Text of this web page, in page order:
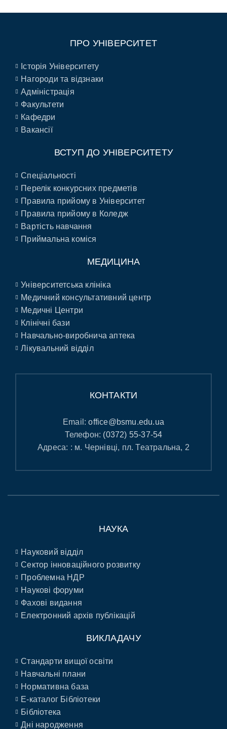
ПРО УНІВЕРСИТЕТ
Історія Університету
Нагороди та відзнаки
Адміністрація
Факультети
Кафедри
Вакансії
ВСТУП ДО УНІВЕРСИТЕТУ
Спеціальності
Перелік конкурсних предметів
Правила прийому в Університет
Правила прийому в Коледж
Вартість навчання
Приймальна коміся
МЕДИЦИНА
Університетська клініка
Медичний консультативний центр
Медичні Центри
Клінічні бази
Навчально-виробнича аптека
Лікувальний відділ
КОНТАКТИ
Email:office@bsmu.edu.ua
Телефон: (0372) 55-37-54
Адреса: : м. Чернівці, пл. Театральна, 2
НАУКА
Науковий відділ
Сектор інноваційного розвитку
Проблемна НДР
Наукові форуми
Фахові видання
Електронний архів публікацій
ВИКЛАДАЧУ
Стандарти вищої освіти
Навчальні плани
Нормативна база
E-каталог Бібліотеки
Бібліотека
Дні народження